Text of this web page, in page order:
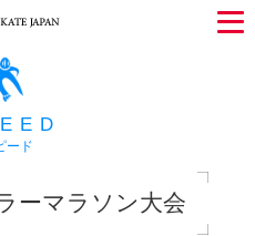
ード
ーマラソン大会